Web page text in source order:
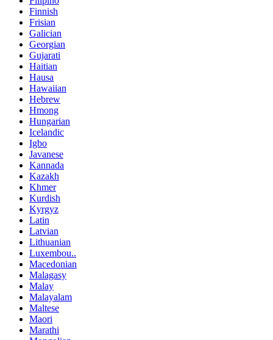
Finnish
Frisian
Galician
Georgian
Gujarati
Haitian
Hausa
Hawaiian
Hebrew
Hmong
Hungarian
Icelandic
Igbo
Javanese
Kannada
Kazakh
Khmer
Kurdish
Kyrgyz
Latin
Latvian
Lithuanian
Luxembou..
Macedonian
Malagasy
Malay
Malayalam
Maltese
Maori
Marathi